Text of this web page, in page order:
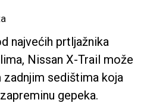
najvećih prtljažnika
Nissan X-Trail može
sedištima koja
gepeka.